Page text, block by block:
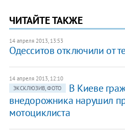
ЧИТАЙТЕ ТАКЖЕ
14 апреля 2013, 13:53
Одесситов отключили от
14 апреля 2013, 12:10
ЭКСКЛЮЗИВ, ФОТО
В Киеве
внедорожника нарушил
мотоциклиста